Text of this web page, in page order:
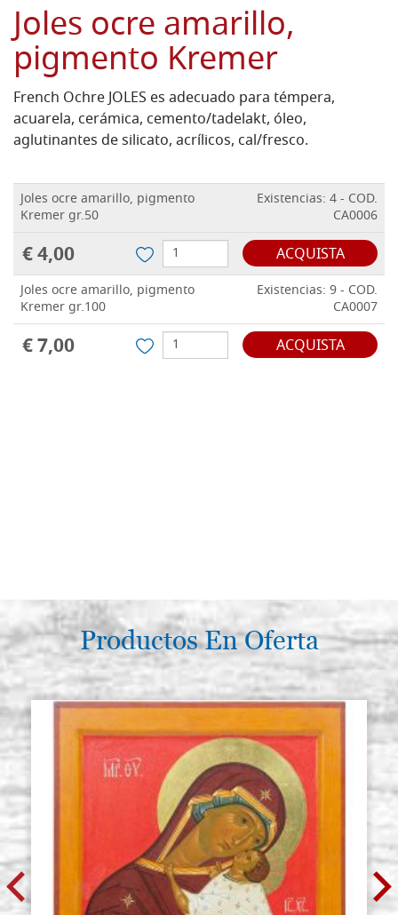
Joles ocre amarillo,
pigmento Kremer
French Ochre JOLES es adecuado para témpera,
acuarela, cerámica, cemento/tadelakt, óleo,
aglutinantes de silicato, acrílicos, cal/fresco.
Joles ocre amarillo, pigmento
Kremer gr.50
Existencias: 4 - COD.
CA0006
€ 4,00 ACQUISTA
Joles ocre amarillo, pigmento
Kremer gr.100
Existencias: 9 - COD.
CA0007
€ 7,00 ACQUISTA
Productos En Oferta